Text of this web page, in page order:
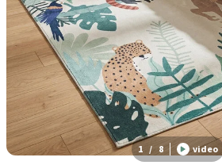
1 / 8 video